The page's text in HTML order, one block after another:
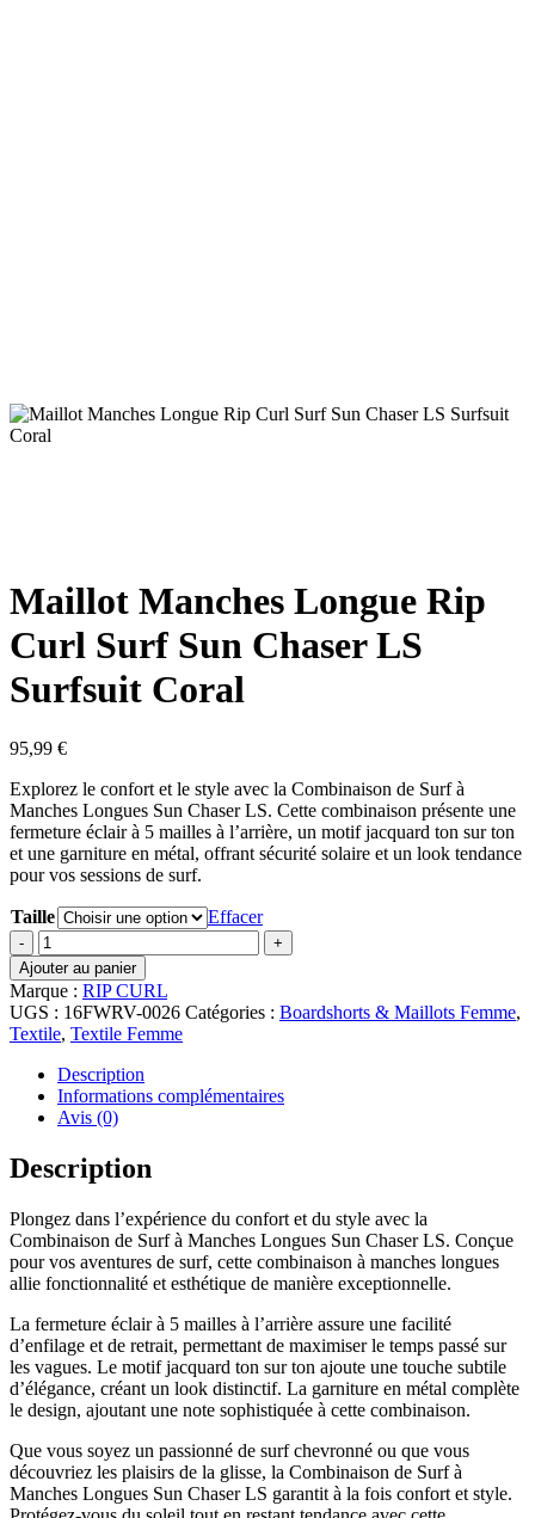
Maillot Manches Longue Rip
Curl Surf Sun Chaser LS
Surfsuit Coral
95,99 €
Explorez le confort et le style avec la Combinaison de Surf à
Manches Longues Sun Chaser LS. Cette combinaison présente une
fermeture éclair à 5 mailles à l’arrière, un motif jacquard ton sur ton
et une garniture en métal, offrant sécurité solaire et un look tendance
pour vos sessions de surf.
Taille
Effacer
quantité
de
Maillot
Manches
Longue
Rip
Curl
Surf
Sun
Chaser
Surfsuit
Ajouter au panier
Marque : RIP CURL
UGS : 16FWRV-0026 Catégories : Boardshorts & Maillots Femme,
Textile, Textile Femme
Description
Informations complémentaires
Avis (0)
Description
Plongez dans l’expérience du confort et du style avec la
Combinaison de Surf à Manches Longues Sun Chaser LS. Conçue
pour vos aventures de surf, cette combinaison à manches longues
allie fonctionnalité et esthétique de manière exceptionnelle.
La fermeture éclair à 5 mailles à l’arrière assure une facilité
d’enfilage et de retrait, permettant de maximiser le temps passé sur
les vagues. Le motif jacquard ton sur ton ajoute une touche subtile
d’élégance, créant un look distinctif. La garniture en métal complète
le design, ajoutant une note sophistiquée à cette combinaison.
Que vous soyez un passionné de surf chevronné ou que vous
découvriez les plaisirs de la glisse, la Combinaison de Surf à
Manches Longues Sun Chaser LS garantit à la fois confort et style.